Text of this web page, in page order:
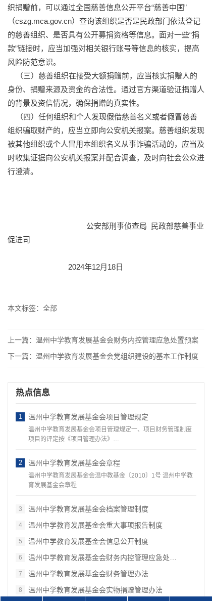
织捐赠前，可以通过全国慈善信息公开平台“慈善中国”
（cszg.mca.gov.cn）查询该组织是否是民政部门依法登记
的慈善组织、是否具有公开募捐资格等信息。面对一些“捐
款”链接时，应当加强对相关银行账号等信息的核实，提高
风险防范意识。
（三）慈善组织在接受大额捐赠前，应当核实捐赠人的
身份、捐赠来源及资金的合法性。通过官方渠道验证捐赠人
的背景及资信情况，确保捐赠的真实性。
（四）任何组织和个人发现假借慈善名义或者假冒慈善
组织骗取财产的，应当立即向公安机关报案。慈善组织发现
被其他组织或个人冒用本组织名义从事诈骗活动的，应当及
时收集证据向公安机关报案并配合调查，及时向社会公众进
行澄清。
公安部刑事侦查局 民政部慈善事业
促进司
2024年12月18日
本文标签： 全部
上一篇： 温州中学教育发展基金会财务内控管理应急处置预案
下一篇： 温州中学教育发展基金会党组织建设的基本工作制度
热点信息
1 温州中学教育发展基金会项目管理规定
温州中学教育发展基金会项目管理规定一、项目财务管理制度
项目的评定按《项目管理办法》…
2 温州中学教育发展基金会章程
温州中学教育发展基金会温中教基金〔2010〕1号 温州中学教
育发展基金会章程
3 温州中学教育发展基金会档案管理制度
4 温州中学教育发展基金会重大事项报告制度
5 温州中学教育发展基金会信息公开制度
6 温州中学教育发展基金会财务内控管理应急处…
7 温州中学教育发展基金会财务管理办法
8 温州中学教育发展基金会实物捐赠管理办法